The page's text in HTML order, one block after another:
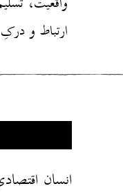
ارتباط و
انسان